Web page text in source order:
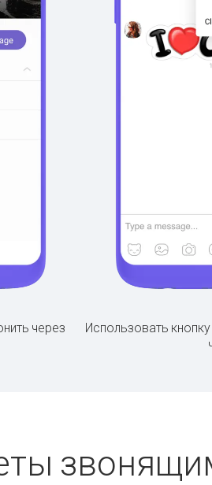
через
Использовать